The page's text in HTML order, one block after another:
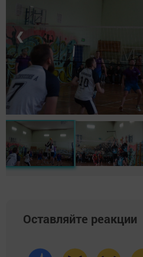
❮
Оставляйте реакции